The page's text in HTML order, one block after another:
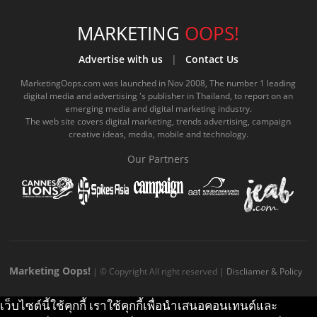
e
b
o
o
k
c
o
t
u
b
e
.
o
o
m
e
m
e
t
a
g
r
a
.
t
o
k
.
c
m
MARKETING OOPS!
Advertise with us| Contact Us
MarketingOops.com was launched in Nov 2008, The number 1 leading
digital media and advertising 's publisher in Thailand, to report on an
emerging media and digital marketing industry.
The web site covers digital marketing, trends advertising, campaign
creative ideas, media, mobile and technology.
Our Partners
Marketing Oops! | © Copyright All right reserved | Discliamer & Policy
เว็บไซต์นี้ใช้คุกกี้ เราใช้คุกกี้เพื่อนำเสนอคอนเทนต์และ